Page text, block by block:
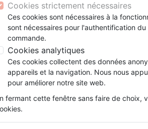
Nouveautés
Testaments
Etude
NEG
Santé
Couple
Latino, Folk
Soul
Rap,
animés
conférences
Films,
Jeux
1000 Échos [CD]
1000 Échos [CD]
Artiste :Glorious
Référence REJ1125 EAN
Cookies strictement nécessaires
Ces cookies sont nécessaires à la
sont nécessaires pour l'authentification
commande.
Cookies analytiques
Ces cookies collectent des données
appareils et la navigation. Nous nous
pour améliorer notre site web.
fermant cette fenêtre sans faire de choix,